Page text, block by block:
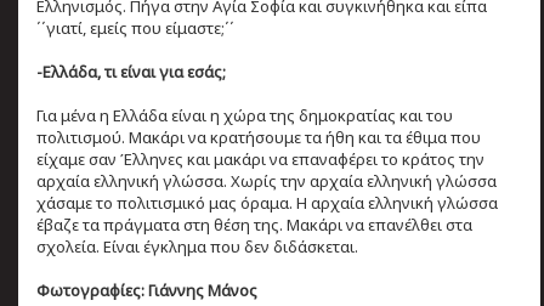
Ελληνισμός. Πήγα στην Αγία Σοφία και συγκινήθηκα και είπα
΄΄γιατί, εμείς που είμαστε;΄΄
-Ελλάδα, τι είναι για εσάς;
Για μένα η Ελλάδα είναι η χώρα της δημοκρατίας και του
πολιτισμού. Μακάρι να κρατήσουμε τα ήθη και τα έθιμα που
είχαμε σαν Έλληνες και μακάρι να επαναφέρει το κράτος την
αρχαία ελληνική γλώσσα. Χωρίς την αρχαία ελληνική γλώσσα
χάσαμε το πολιτισμικό μας όραμα. Η αρχαία ελληνική γλώσσα
έβαζε τα πράγματα στη θέση της. Μακάρι να επανέλθει στα
σχολεία. Είναι έγκλημα που δεν διδάσκεται.
Φωτογραφίες: Γιάννης Μάνος